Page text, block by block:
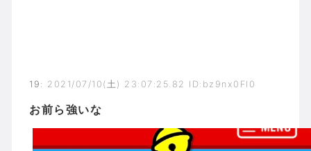
19 : 2021/07/10(土) 23:07:25.82 ID:bz9nx0Fl0
お前ら強いな